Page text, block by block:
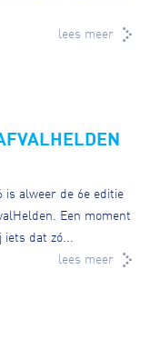
lees meer
is alweer de 6e editie
Een moment
iets dat zó...
lees meer